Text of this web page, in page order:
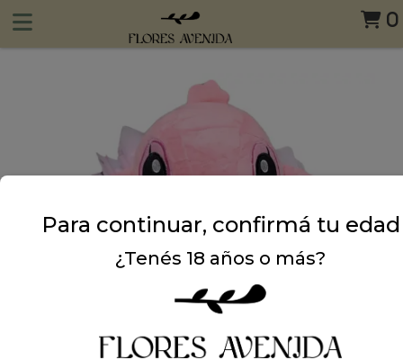
0
Para continuar, confirmá tu edad
¿Tenés 18 años o más?